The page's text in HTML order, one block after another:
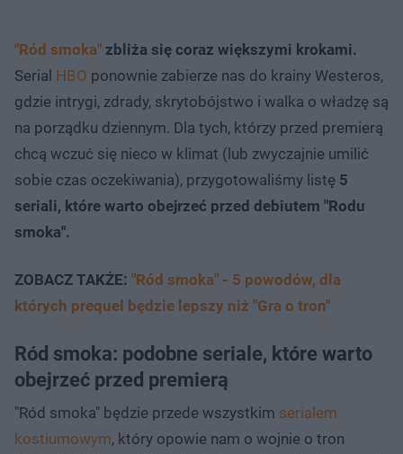
"Ród smoka" zbliża się coraz większymi krokami.
Serial HBO ponownie zabierze nas do krainy Westeros,
gdzie intrygi, zdrady, skrytobójstwo i walka o władzę są
na porządku dziennym. Dla tych, którzy przed premierą
chcą wczuć się nieco w klimat (lub zwyczajnie umilić
sobie czas oczekiwania), przygotowaliśmy listę 5
seriali, które warto obejrzeć przed debiutem "Rodu
smoka".
ZOBACZ TAKŻE: "Ród smoka" - 5 powodów, dla
których prequel będzie lepszy niż "Gra o tron"
Ród smoka: podobne seriale, które warto
obejrzeć przed premierą
"Ród smoka" będzie przede wszystkim serialem
kostiumowym, który opowie nam o wojnie o tron